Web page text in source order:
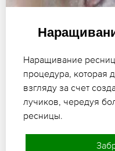
Наращивание
процедура, которая
взгляду за счет
лучиков, чередуя
ресницы.